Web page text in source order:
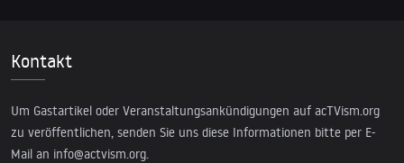
Kontakt
Um Gastartikel oder Veranstaltungsankündigungen auf acTVism.org
zu veröffentlichen, senden Sie uns diese Informationen bitte per E-
Mail an info@actvism.org